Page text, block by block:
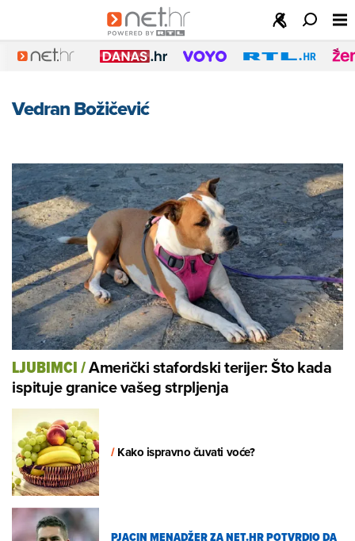
Vedran Božičević
LJUBIMCI/Američki stafordski terijer: Što kada
ispituje granice vašeg strpljenja
/Kako ispravno čuvati voće?
PJACIN MENADŽER ZA NET.HR POTVRDIO DA